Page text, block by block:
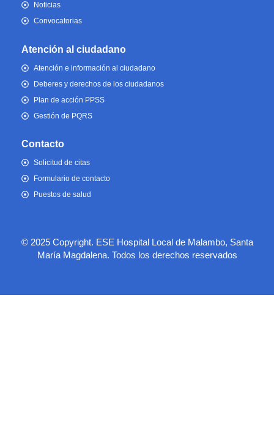
Noticias
Convocatorias
Atención al ciudadano
Atención e información al ciudadano
Deberes y derechos de los ciudadanos
Plan de acción PPSS
Gestión de PQRS
Contacto
Solicitud de citas
Formulario de contacto
Puestos de salud
© 2025 Copyright. ESE Hospital Local de Malambo, Santa
María Magdalena. Todos los derechos reservados